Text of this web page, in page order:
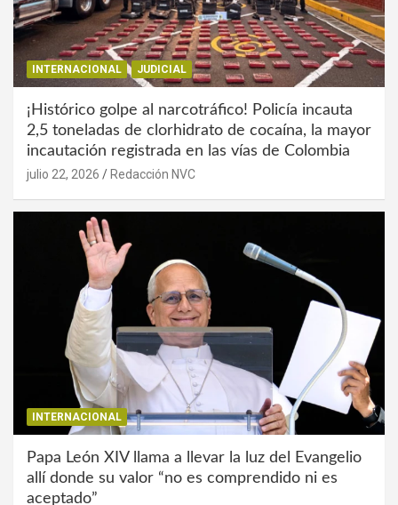
INTERNACIONAL JUDICIAL
¡Histórico golpe al narcotráfico! Policía incauta
2,5 toneladas de clorhidrato de cocaína, la mayor
incautación registrada en las vías de Colombia
julio 22, 2026 Redacción NVC
INTERNACIONAL
Papa León XIV llama a llevar la luz del Evangelio
allí donde su valor “no es comprendido ni es
aceptado”